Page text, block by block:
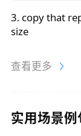
3. copy that
size
查看更多
实用场景例